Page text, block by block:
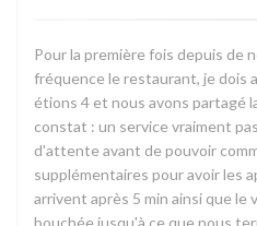
Pour la première fois depuis de
fréquence le restaurant, je dois
étions 4 et nous avons partagé
constat : un service vraiment
d'attente avant de pouvoir
supplémentaires pour avoir les
arrivent après 5 min ainsi que le
bouchée jusqu'à ce que nous